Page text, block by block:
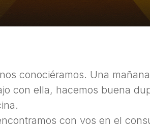
conociéramos. Una
con ella, hacemos buena
con vos en el